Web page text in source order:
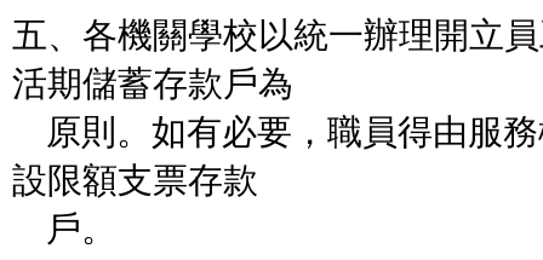
五、各機關學校以統一辦理開立
活期儲蓄存款戶為
原則。如有必要，職員得由服
設限額支票存款
戶。